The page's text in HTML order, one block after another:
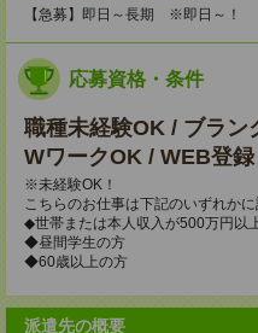
【急募】即日～長期 ※即日～！
応募資格・条件
職種未経験OK / ブラン
WワークOK / WEB登
※未経験OK！
こちらのお仕事は下記のいずれか
◆世帯または本人収入が500万円以
◆昼間学生の方
◆60歳以上の方
派遣先の概要